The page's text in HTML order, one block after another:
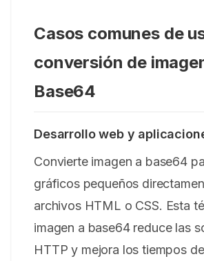
Casos comunes de
conversión de
Base64
Desarrollo web y
Convierte imagen a base64
gráficos pequeños
archivos HTML o CSS. Esta
imagen a base64 reduce las
HTTP y mejora los tiempos